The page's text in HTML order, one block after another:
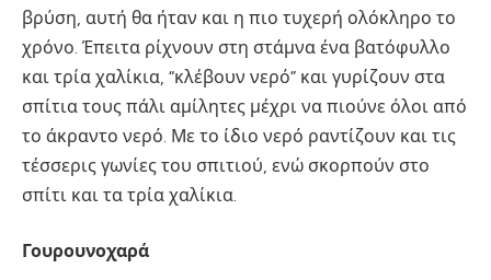
βρύση, αυτή θα ήταν και η πιο τυχερή ολόκληρο το
χρόνο. Έπειτα ρίχνουν στη στάμνα ένα βατόφυλλο
και τρία χαλίκια, “κλέβουν νερό” και γυρίζουν στα
σπίτια τους πάλι αμίλητες μέχρι να πιούνε όλοι από
το άκραντο νερό. Με το ίδιο νερό ραντίζουν και τις
τέσσερις γωνίες του σπιτιού, ενώ σκορπούν στο
σπίτι και τα τρία χαλίκια.
Γουρουνοχαρά